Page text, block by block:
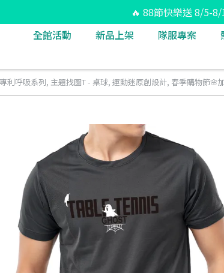
🔥 88節快樂送 8/5-8/
全館活動
新品上架 隊服專案
利呼吸系列, 主題找圖T - 桌球, 運動迷原創設計, 春季購物節🌸